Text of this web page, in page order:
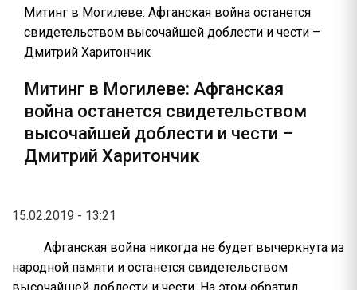
Митинг в Могилеве: Афганская война останется
свидетельством высочайшей доблести и чести –
Дмитрий Харитончик
Митинг в Могилеве: Афганская
война останется свидетельством
высочайшей доблести и чести –
Дмитрий Харитончик
15.02.2019 - 13:21
Афганская война никогда не будет вычеркнута из
народной памяти и останется свидетельством